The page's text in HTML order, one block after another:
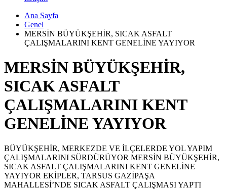
Ana Sayfa
Genel
MERSİN BÜYÜKŞEHİR, SICAK ASFALT
ÇALIŞMALARINI KENT GENELİNE YAYIYOR
MERSİN BÜYÜKŞEHİR,
SICAK ASFALT
ÇALIŞMALARINI KENT
GENELİNE YAYIYOR
BÜYÜKŞEHİR, MERKEZDE VE İLÇELERDE YOL YAPIM
ÇALIŞMALARINI SÜRDÜRÜYOR MERSİN BÜYÜKŞEHİR,
SICAK ASFALT ÇALIŞMALARINI KENT GENELİNE
YAYIYOR EKİPLER, TARSUS GAZİPAŞA
MAHALLESİ’NDE SICAK ASFALT ÇALIŞMASI YAPTI